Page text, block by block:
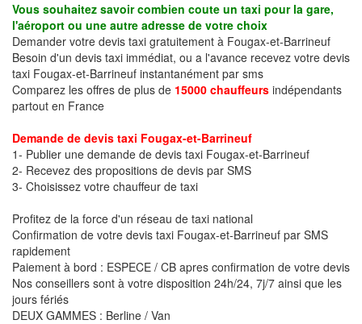
Vous souhaitez savoir combien coute un taxi pour la gare,
l'aéroport ou une autre adresse de votre choix
Demander votre devis taxi gratuitement à Fougax-et-Barrineuf
Besoin d'un devis taxi immédiat, ou a l'avance recevez votre devis
taxi Fougax-et-Barrineuf instantanément par sms
Comparez les offres de plus de 15000 chauffeurs indépendants
partout en France
Demande de devis taxi Fougax-et-Barrineuf
1- Publier une demande de devis taxi Fougax-et-Barrineuf
2- Recevez des propositions de devis par SMS
3- Choisissez votre chauffeur de taxi
Profitez de la force d'un réseau de taxi national
Confirmation de votre devis taxi Fougax-et-Barrineuf par SMS
rapidement
Paiement à bord : ESPECE / CB apres confirmation de votre devis
Nos conseillers sont à votre disposition 24h/24, 7j/7 ainsi que les
jours fériés
DEUX GAMMES : Berline / Van